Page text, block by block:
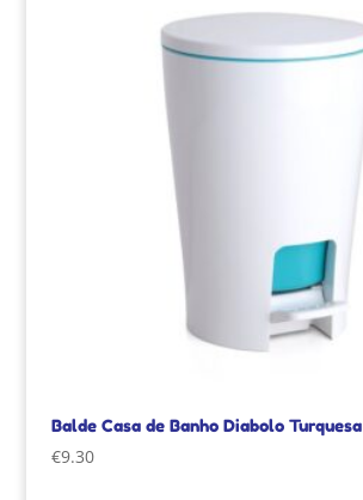
Balde Casa de Banho Diabolo Turquesa
€9.30